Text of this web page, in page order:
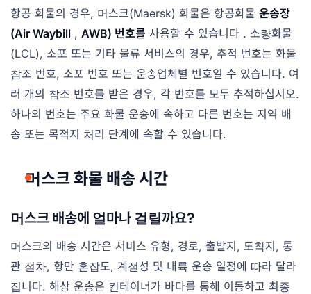
항공 화물의 경우, 머스크(Maersk) 화물은 항공화물 운송장
(Air Waybill , AWB) 번호를 사용할 수 있습니다 . 소량화물
(LCL), 소포 또는 기타 물류 서비스의 경우, 추적 번호는 화물
참조 번호, 소포 번호 또는 운송업체별 번호일 수 있습니다. 여
러 개의 참조 번호를 받은 경우, 각 번호를 모두 추적하십시오.
하나의 번호는 주요 화물 운송에 속하고 다른 번호는 지역 배
송 또는 목적지 처리 단계에 속할 수 있습니다.
머스크 화물 배송 시간
머스크 배송에 얼마나 걸릴까요?
머스크의 배송 시간은 서비스 유형, 경로, 출발지, 도착지, 통
관 절차, 항만 혼잡도, 계절성 및 내륙 운송 일정에 따라 달라
집니다. 해상 운송은 컨테이너가 바다를 통해 이동하고 최종